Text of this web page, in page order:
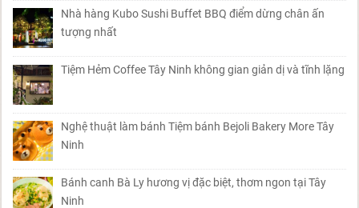
Nhà hàng Kubo Sushi Buffet BBQ điểm dừng chân ấn
tượng nhất
Tiệm Hẻm Coffee Tây Ninh không gian giản dị và tĩnh lặng
Nghệ thuật làm bánh Tiệm bánh Bejoli Bakery More Tây
Ninh
Bánh canh Bà Ly hương vị đặc biệt, thơm ngon tại Tây
Ninh